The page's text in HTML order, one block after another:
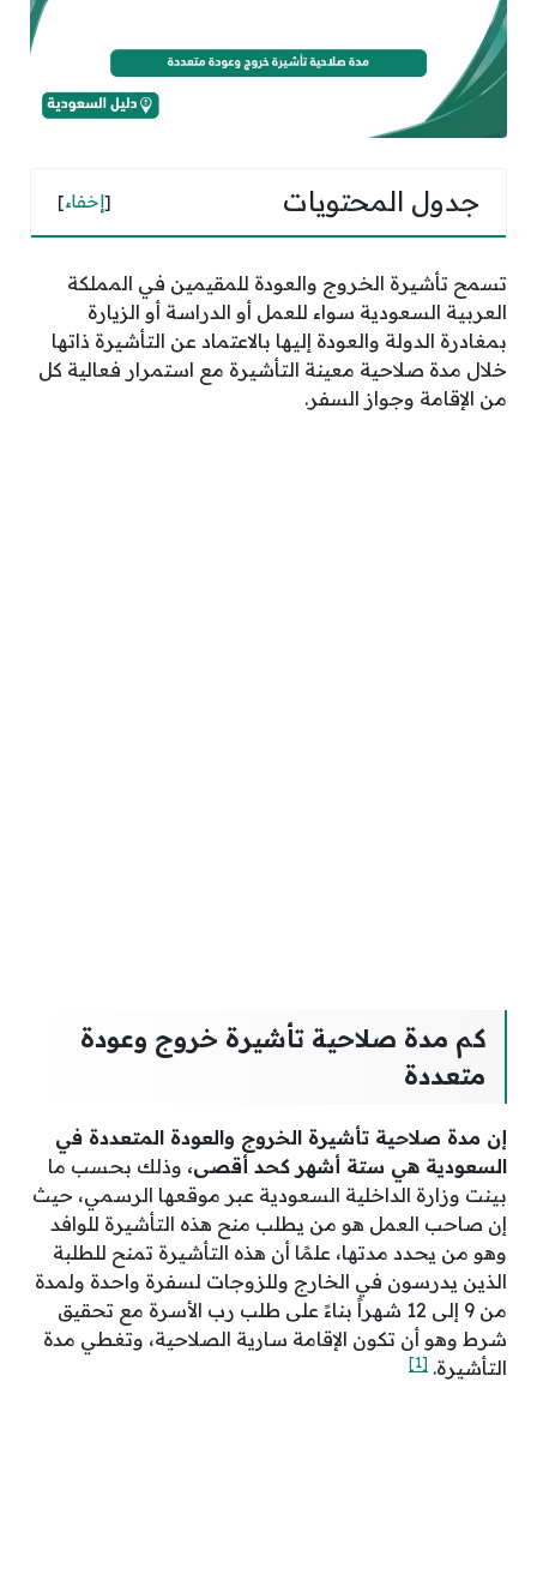
جدول المحتويات [إخفاء]
تسمح تأشيرة الخروج والعودة للمقيمين في المملكة
العربية السعودية سواء للعمل أو الدراسة أو الزيارة
بمغادرة الدولة والعودة إليها بالاعتماد عن التأشيرة ذاتها
خلال مدة صلاحية معينة التأشيرة مع استمرار فعالية كل
من الإقامة وجواز السفر.
كم مدة صلاحية تأشيرة خروج وعودة
متعددة
إن مدة صلاحية تأشيرة الخروج والعودة المتعددة في
السعودية هي ستة أشهر كحد أقصى، وذلك بحسب ما
بينت وزارة الداخلية السعودية عبر موقعها الرسمي، حيث
إن صاحب العمل هو من يطلب منح هذه التأشيرة للوافد
وهو من يحدد مدتها، علمًا أن هذه التأشيرة تمنح للطلبة
الذين يدرسون في الخارج وللزوجات لسفرة واحدة ولمدة
من 9 إلى 12 شهراً بناءً على طلب رب الأسرة مع تحقيق
شرط وهو أن تكون الإقامة سارية الصلاحية، وتغطي مدة
التأشيرة. [1]